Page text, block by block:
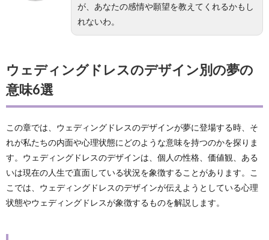
が、あなたの感情や願望を教えてくれるかもし
れないわ。
ウェディングドレスのデザイン別の夢の
意味6選
この章では、ウェディングドレスのデザインが夢に登場する時、そ
れが私たちの内面や心理状態にどのような意味を持つのかを探りま
す。ウェディングドレスのデザインは、個人の性格、価値観、ある
いは現在の人生で直面している状況を象徴することがあります。こ
こでは、ウェディングドレスのデザインが伝えようとしている心理
状態やウェディングドレスが象徴するものを解説します。